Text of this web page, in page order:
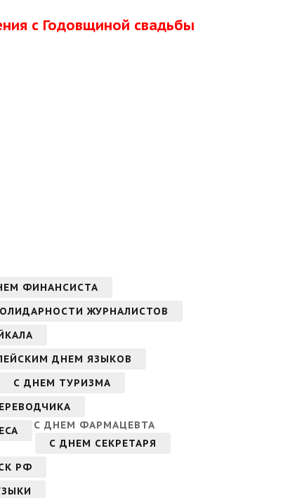
с Годовщиной свадьбы
ФИНАНСИСТА
ЖУРНАЛИСТОВ
ДНЕМ ЯЗЫКОВ
С ДНЕМ ТУРИЗМА
С ДНЕМ ФАРМАЦЕВТА
С ДНЕМ СЕКРЕТАРЯ
РФ